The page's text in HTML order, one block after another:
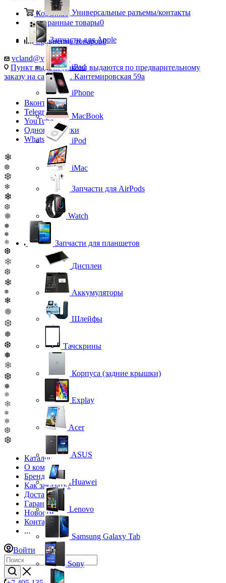
Корзина0
Избранные товары0
Сравнение товаров0
vcland@vcland.ru
Пункт выдачи (заказы выдаются по предварительному
заказу на сайте), ул. Кантемировская 59а
Вконтакте
Telegram
YouTube
Одноклассники
WhatsApp
❄
❆
❆
❄
❄
❆
❅
❅
❅
❄
❆
❄
❆
❄
❅
❄
❅
❆
❅
❆
❅
❄
❆
❅
❄
❄
❅
❄
❆
❆
Каталог
О компании
Бренды
Как заказать?
Доставка
Гарантия
Новости
Контакты
...
Войти
Универсальные разъемы/контакты
Запчасти для Apple
iPad
iPhone
MacBook
iPod
iMac
Запчасти для AirPods
Watch
Запчасти для планшетов
Дисплеи
Аккумуляторы
Шлейфы
Тачскрины
Корпуса (задние крышки)
Explay
Acer
ASUS
Huawei
Lenovo
Samsung Galaxy Tab
Sony